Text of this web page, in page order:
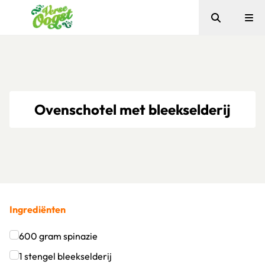
Zoeken
Ovenschotel met bleekselderij
Ingrediënten
600 gram spinazie
Klik om dit selectievakje aan te vinken
1 stengel bleekselderij